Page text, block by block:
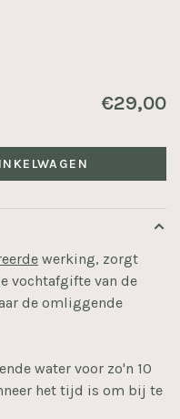
€29,00
werking, zorgt
vochtafgifte van de
de omliggende
water voor zo'n 10
het tijd is om bij te